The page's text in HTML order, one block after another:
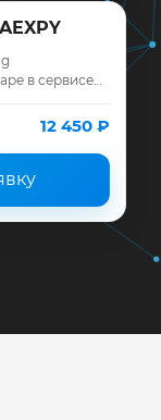
в сервисе
запчасти и
12 450 ₽